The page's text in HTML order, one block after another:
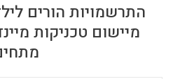
התרשמויות הורים
מיישום טכניקות